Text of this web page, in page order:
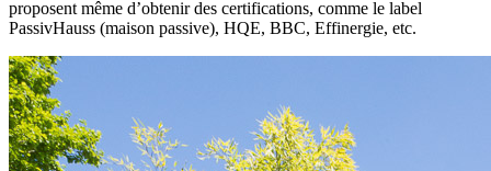
proposent même d’obtenir des certifications, comme le label
PassivHauss (maison passive), HQE, BBC, Effinergie, etc.